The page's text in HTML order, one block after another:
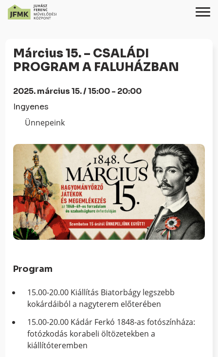
Content
navigációhoz
Március 15. – CSALÁDI
PROGRAM A FALUHÁZBAN
2025. március 15. / 15:00 - 20:00
Ingyenes
Ünnepeink
Program
15.00-20.00 Kiállítás Biatorbágy legszebb
kokárdáiból a nagyterem előterében
15.00-20.00 Kádár Ferkó 1848-as fotószínháza:
fotózkodás korabeli öltözetekben a
kiállítóteremben